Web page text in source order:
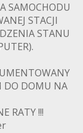
SAMOCHODU
STACJI
STANU
DO DOMU NA
RATY !!!